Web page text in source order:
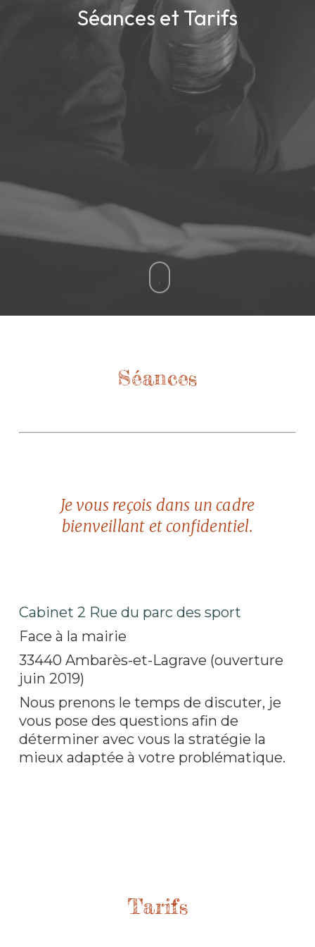
Séances et Tarifs
Séances
Je vous reçois dans un cadre
bienveillant et confidentiel.
Cabinet 2 Rue du parc des sport
Face à la mairie
33440 Ambarès-et-Lagrave (ouverture
juin 2019)
Nous prenons le temps de discuter, je
vous pose des questions afin de
déterminer avec vous la stratégie la
mieux adaptée à votre problématique.
Tarifs